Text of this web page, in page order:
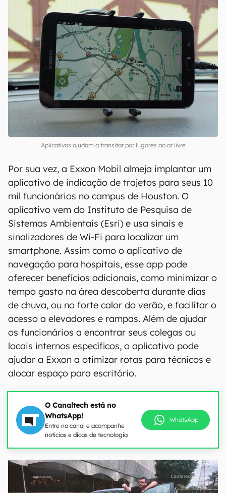
Aplicativos ajudam a transitar por lugares ao ar livre
Por sua vez, a Exxon Mobil almeja implantar um
aplicativo de indicação de trajetos para seus 10
mil funcionários no campus de Houston. O
aplicativo vem do Instituto de Pesquisa de
Sistemas Ambientais (Esri) e usa sinais e
sinalizadores de Wi-Fi para localizar um
smartphone. Assim como o aplicativo de
navegação para hospitais, esse app pode
oferecer benefícios adicionais, como minimizar o
tempo gasto na área descoberta durante dias
de chuva, ou no forte calor do verão, e facilitar o
acesso a elevadores e rampas. Além de ajudar
os funcionários a encontrar seus colegas ou
locais internos específicos, o aplicativo pode
ajudar a Exxon a otimizar rotas para técnicos e
alocar espaço para escritório.
O Canaltech está no
WhatsApp!
Entre no canal e acompanhe
notícias e dicas de tecnologia
WhatsApp